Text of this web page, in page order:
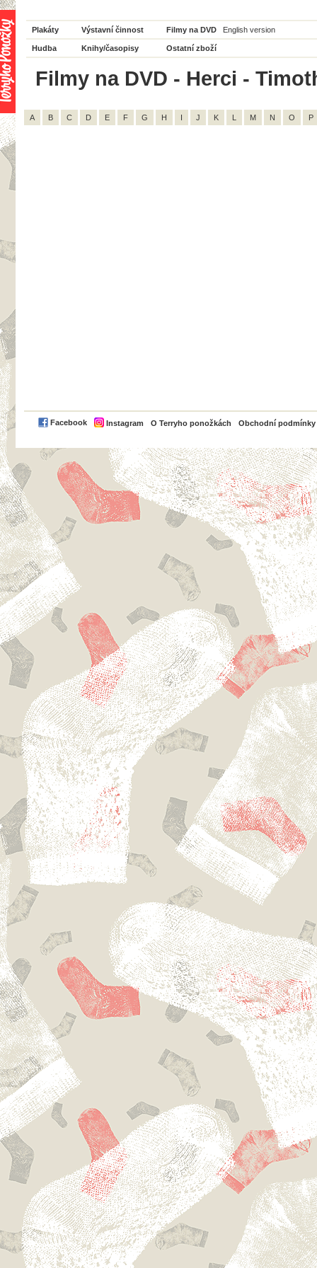
Plakáty Výstavní činnost Filmy na DVD English version
Hudba Knihy/časopisy Ostatní zboží
Filmy na DVD - Herci -
A B C D E F G H I J K L M N O P
Facebook Instagram O Terryho ponožkách Obchodní podmínky
PayPal